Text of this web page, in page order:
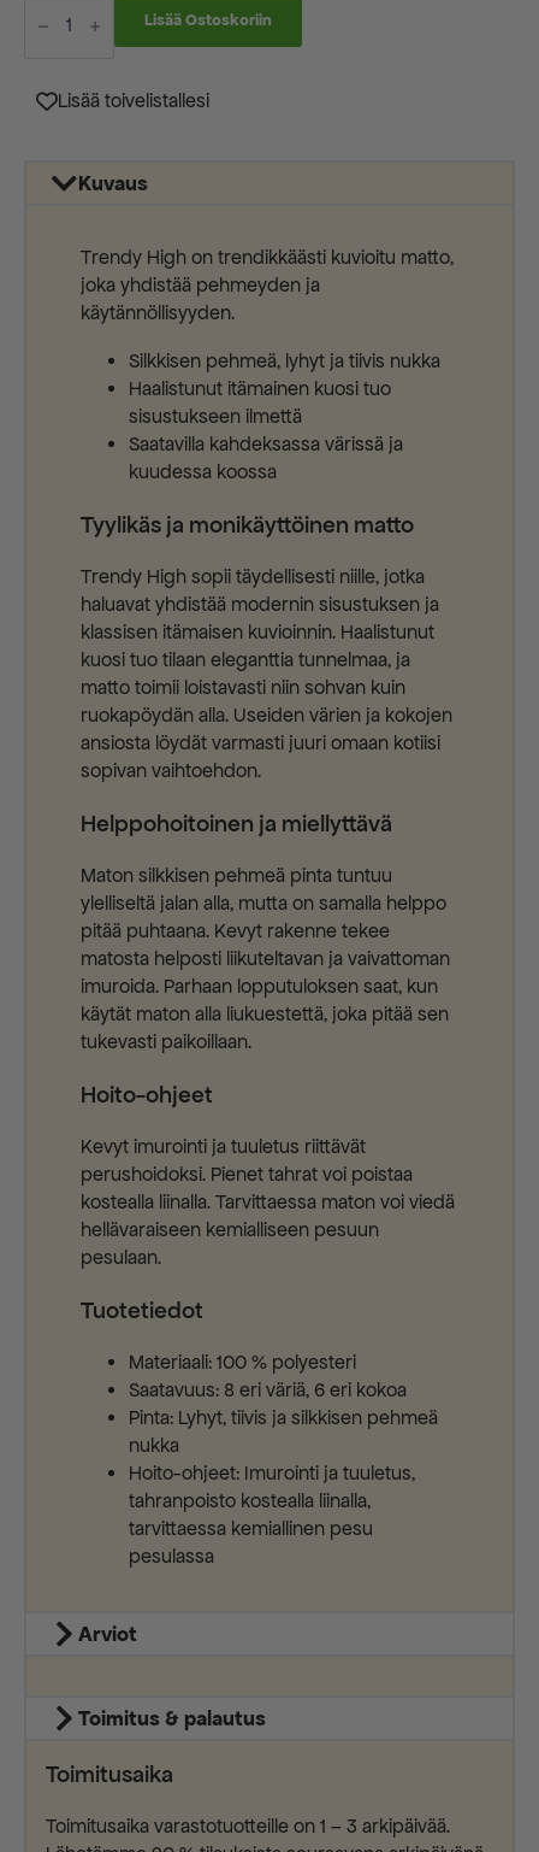
High
05515A)
määrä
Lisää Ostoskoriin
Lisää toivelistallesi
Kuvaus
Trendy High on trendikkäästi kuvioitu matto,
joka yhdistää pehmeyden ja
käytännöllisyyden.
Silkkisen pehmeä, lyhyt ja tiivis nukka
Haalistunut itämainen kuosi tuo
sisustukseen ilmettä
Saatavilla kahdeksassa värissä ja
kuudessa koossa
Tyylikäs ja monikäyttöinen matto
Trendy High sopii täydellisesti niille, jotka
haluavat yhdistää modernin sisustuksen ja
klassisen itämaisen kuvioinnin. Haalistunut
kuosi tuo tilaan eleganttia tunnelmaa, ja
matto toimii loistavasti niin sohvan kuin
ruokapöydän alla. Useiden värien ja kokojen
ansiosta löydät varmasti juuri omaan kotiisi
sopivan vaihtoehdon.
Helppohoitoinen ja miellyttävä
Maton silkkisen pehmeä pinta tuntuu
ylelliseltä jalan alla, mutta on samalla helppo
pitää puhtaana. Kevyt rakenne tekee
matosta helposti liikuteltavan ja vaivattoman
imuroida. Parhaan lopputuloksen saat, kun
käytät maton alla liukuestettä, joka pitää sen
tukevasti paikoillaan.
Hoito-ohjeet
Kevyt imurointi ja tuuletus riittävät
perushoidoksi. Pienet tahrat voi poistaa
kostealla liinalla. Tarvittaessa maton voi viedä
hellävaraiseen kemialliseen pesuun
pesulaan.
Tuotetiedot
Materiaali: 100 % polyesteri
Saatavuus: 8 eri väriä, 6 eri kokoa
Pinta: Lyhyt, tiivis ja silkkisen pehmeä
nukka
Hoito-ohjeet: Imurointi ja tuuletus,
tahranpoisto kostealla liinalla,
tarvittaessa kemiallinen pesu
pesulassa
Arviot
Toimitus & palautus
Toimitusaika
Toimitusaika varastotuotteille on 1 – 3 arkipäivää.